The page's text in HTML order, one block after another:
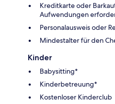
Kreditkarte oder
Aufwendungen
Personalausweis oder
Mindestalter für den
Kinder
Babysitting*
Kinderbetreuung*
Kostenloser Kinderclub